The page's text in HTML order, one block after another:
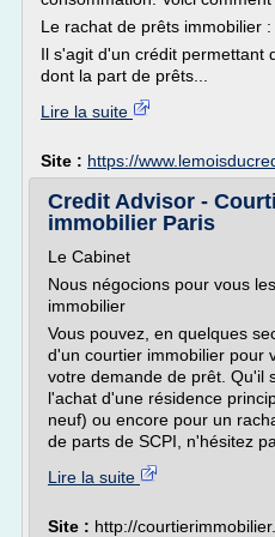
Le rachat de prêts immobilier
Il s'agit d'un crédit permettant
dont la part de prêts...
Lire la suite
Site : https://
Credit Advisor -
immobilier Paris
Le Cabinet
Nous négocions pour vous
immobilier
Vous pouvez, en quelques
d'un courtier immobilier pour
votre demande de prêt. Qu'il
l'achat d'une résidence
neuf) ou encore pour un
de parts de SCPI, n'hésitez
Lire la suite
Site : http://